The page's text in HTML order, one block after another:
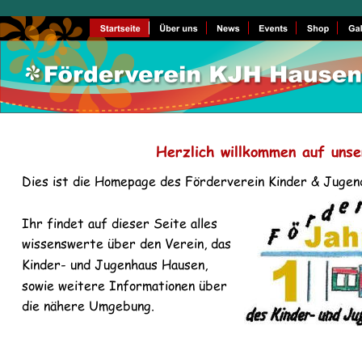
Herzlich willkommen auf
Dies ist die Homepage des Förderverein Kinder &
Ihr findet auf dieser Seite alles
wissenswerte über den Verein, das
Kinder- und Jugenhaus Hausen,
sowie weitere Informationen über
die nähere Umgebung.